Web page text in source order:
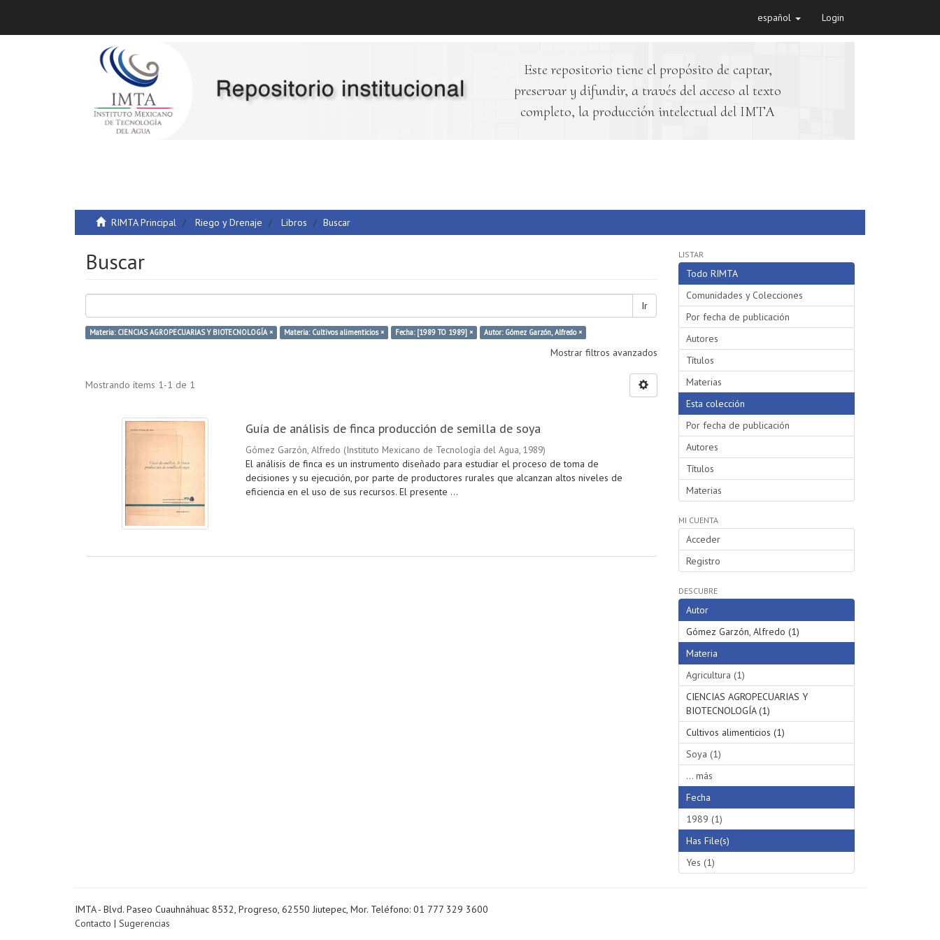
español Login
Este repositorio tiene el propósito de captar,
preservar y difundir, a través del acceso al texto
completo, la producción intelectual del IMTA
RIMTA Principal Riego y Drenaje Libros Buscar
Buscar
Ir
Materia: CIENCIAS AGROPECUARIAS Y BIOTECNOLOGÍA × Materia: Cultivos alimenticios × Fecha: [1989 TO 1989] × Autor: Gómez Garzón, Alfredo ×
Mostrar filtros avanzados
Mostrando ítems 1-1 de 1
Guía de análisis de finca producción de semilla de soya
Gómez Garzón, Alfredo (Instituto Mexicano de Tecnología del Agua, 1989)
El análisis de finca es un instrumento diseñado para estudiar el proceso de toma de
decisiones y su ejecución, por parte de productores rurales que alcanzan altos niveles de
eficiencia en el uso de sus recursos. El presente ...
LISTAR
Todo RIMTA
Comunidades y Colecciones
Por fecha de publicación
Autores
Títulos
Materias
Esta colección
Por fecha de publicación
Autores
Títulos
Materias
MI CUENTA
Acceder
Registro
DESCUBRE
Autor
Gómez Garzón, Alfredo (1)
Materia
Agricultura (1)
CIENCIAS AGROPECUARIAS Y
BIOTECNOLOGÍA (1)
Cultivos alimenticios (1)
Soya (1)
... más
Fecha
1989 (1)
Has File(s)
Yes (1)
IMTA - Blvd. Paseo Cuauhnáhuac 8532, Progreso, 62550 Jiutepec, Mor. Teléfono: 01 777 329 3600
Contacto | Sugerencias